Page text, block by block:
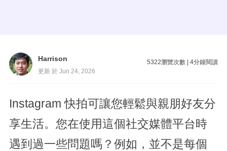
Harrison
更新 於 Jun 24, 2026
5322瀏覽次數 |4分鐘閱讀
Instagram 快拍可讓您輕鬆與親朋好友分
享生活。您在使用這個社交媒體平台時
遇到過一些問題嗎？例如，並不是每個